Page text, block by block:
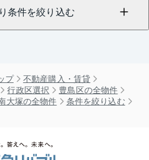
条件を絞り込む
プ
不動産購入・賃貸
行政区選択
豊島区の全物件
大塚の全物件
条件を絞り込む